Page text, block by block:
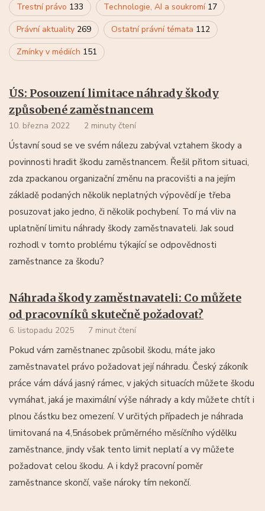
Trestní právo 133 Technologie, AI a soukromí 17
Právní aktuality 269 Ostatní právní témata 112
Zmínky v médiích 151
ÚS: Posouzení limitace náhrady škody
způsobené zaměstnancem
10. března 2022 2 minuty čtení
Ústavní soud se ve svém nálezu zabýval vztahem škody a
povinnosti hradit škodu zaměstnancem. Řešil přitom situaci,
zda zpackanou organizační změnu na pracovišti a na jejím
základě podaných několik neplatných výpovědí je třeba
posuzovat jako jedno, či několik pochybení. To má vliv na
uplatnění limitu náhrady škody zaměstnavateli. Jak soud
rozhodl v tomto problému týkající se odpovědnosti
zaměstnance za škodu?
Náhrada škody zaměstnavateli: Co můžete
od pracovníků skutečně požadovat?
6. listopadu 2025 7 minut čtení
Pokud vám zaměstnanec způsobil škodu, máte jako
zaměstnavatel právo požadovat její náhradu. Český zákoník
práce vám dává jasný rámec, v jakých situacích můžete škodu
vymáhat, jaká je maximální výše náhrady a kdy můžete chtít i
plnou částku bez omezení. V určitých případech je náhrada
limitovaná na 4,5násobek průměrného měsíčního výdělku
zaměstnance, jindy však tento limit neplatí a vy můžete
požadovat celou škodu. A i když pracovní poměr
zaměstnance skončí, vaše nároky tím nekončí.